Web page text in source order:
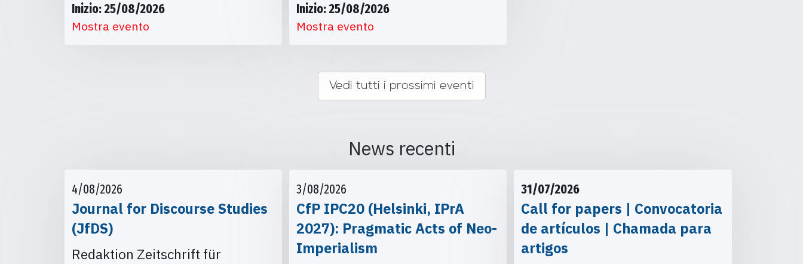
Inizio: 25/08/2026
Mostra evento
Inizio: 25/08/2026
Mostra evento
Vedi tutti i prossimi eventi
News recenti
4/08/2026
Journal for Discourse Studies
(JfDS)
Redaktion Zeitschrift für
3/08/2026
CfP IPC20 (Helsinki, IPrA
2027): Pragmatic Acts of Neo-
Imperialism
31/07/2026
Call for papers | Convocatoria
de artículos | Chamada para
artigos